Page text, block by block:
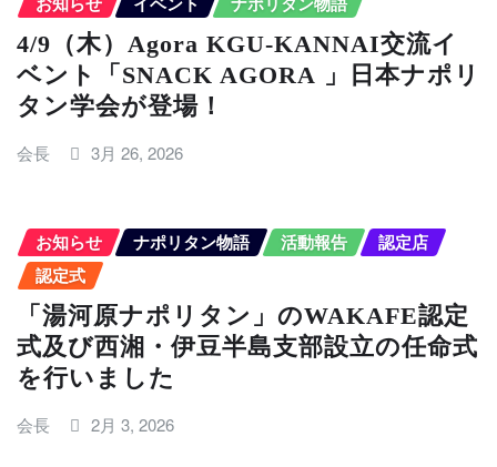
4/9（木）Agora KGU-KANNAI交流イ
ベント「SNACK AGORA 」日本ナポリ
タン学会が登場！
会長 3月 26, 2026
お知らせ ナポリタン物語 活動報告
認定店
認定式
「湯河原ナポリタン」のWAKAFE認定
式及び西湘・伊豆半島支部設立の任命式
を行いました
会長 2月 3, 2026